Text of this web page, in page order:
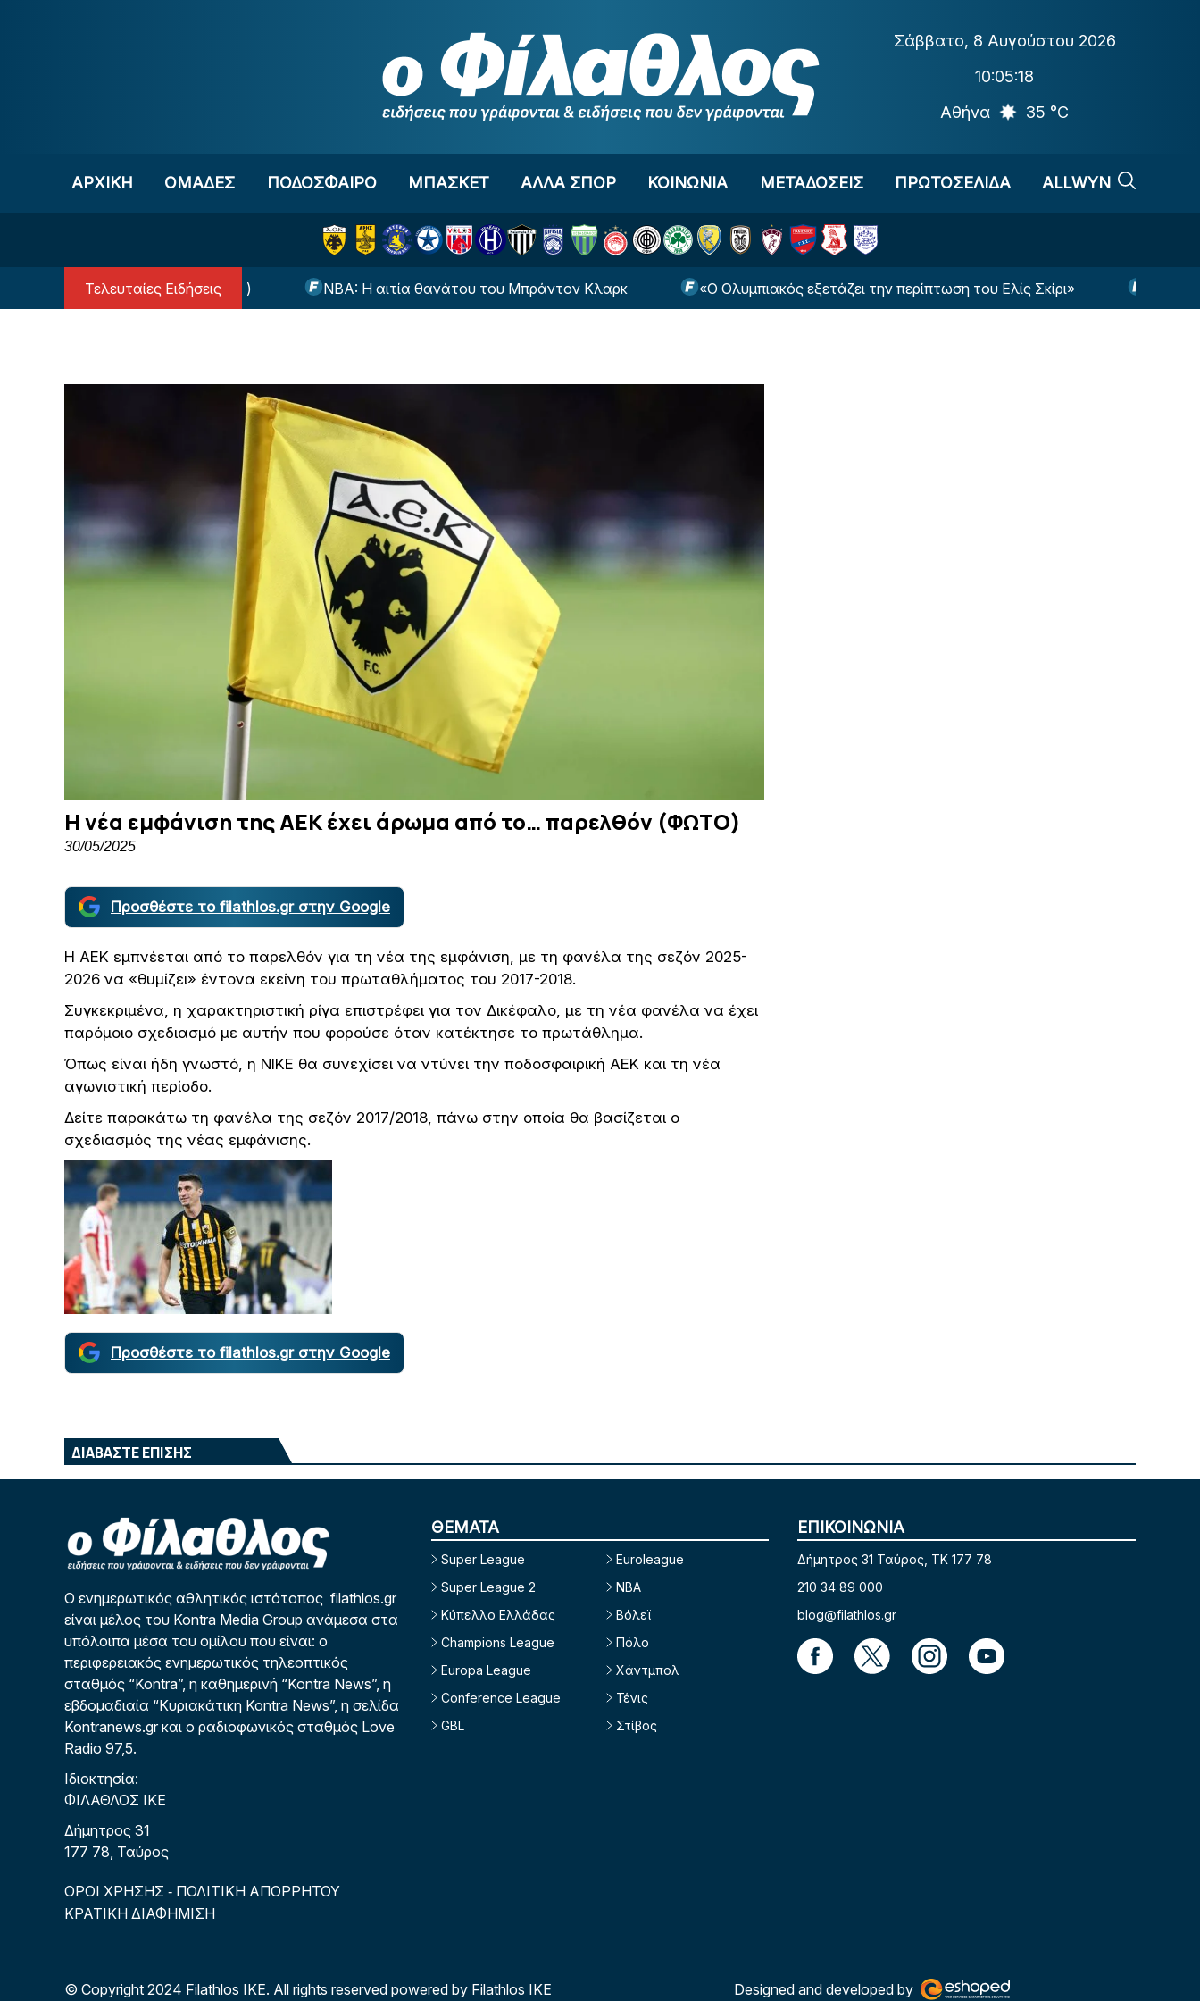
Σάββατο, 8 Αυγούστου 2026
10:05:19
Αθήνα
35 °C
ΑΡΧΙΚΗ OΜΑΔΕΣ ΠΟΔΟΣΦΑΙΡΟ ΜΠΑΣΚΕΤ ΑΛΛΑ ΣΠΟΡ ΚΟΙΝΩΝΙΑ ΜΕΤΑΔΟΣΕΙΣ ΠΡΩΤΟΣΕΛΙΔΑ ALLWYN
Τελευταίες Ειδήσεις
ο Γιαννούλης (ΦΩΤΟ) NBA: Η αιτία θανάτου του Μπράντον Κλαρκ «Ο Ολυμπιακός εξετάζει την περίπτωση του Ελίς Σκίρι» Σκόραρε και
H νέα εμφάνιση της ΑΕΚ έχει άρωμα από το… παρελθόν (ΦΩΤΟ)
30/05/2025
Προσθέστε το filathlos.gr στην Google
Η ΑΕΚ εμπνέεται από το παρελθόν για τη νέα της εμφάνιση, με τη φανέλα της σεζόν 2025-
2026 να «θυμίζει» έντονα εκείνη του πρωταθλήματος του 2017-2018.
Συγκεκριμένα, η χαρακτηριστική ρίγα επιστρέφει για τον Δικέφαλο, με τη νέα φανέλα να έχει
παρόμοιο σχεδιασμό με αυτήν που φορούσε όταν κατέκτησε το πρωτάθλημα.
Όπως είναι ήδη γνωστό, η NIKE θα συνεχίσει να ντύνει την ποδοσφαιρική ΑΕΚ και τη νέα
αγωνιστική περίοδο.
Δείτε παρακάτω τη φανέλα της σεζόν 2017/2018, πάνω στην οποία θα βασίζεται ο
σχεδιασμός της νέας εμφάνισης.
Προσθέστε το filathlos.gr στην Google
ΔΙΑΒΑΣΤΕ ΕΠΙΣΗΣ
Ο ενημερωτικός αθλητικός ιστότοπος filathlos.gr
είναι μέλος του Kontra Media Group ανάμεσα στα
υπόλοιπα μέσα του ομίλου που είναι: ο
περιφερειακός ενημερωτικός τηλεοπτικός
σταθμός “Kontra”, η καθημερινή “Kontra News”, η
εβδομαδιαία “Κυριακάτικη Kontra News”, η σελίδα
Kontranews.gr και ο ραδιοφωνικός σταθμός Love
Radio 97,5.
Ιδιοκτησία:
ΦΙΛΑΘΛΟΣ ΙΚΕ
Δήμητρος 31
177 78, Ταύρος
ΟΡΟΙ ΧΡΗΣΗΣ - ΠΟΛΙΤΙΚΗ ΑΠΟΡΡΗΤΟΥ
ΚΡΑΤΙΚΗ ΔΙΑΦΗΜΙΣΗ
ΘΕΜΑΤΑ
Super League
Super League 2
Κύπελλο Ελλάδας
Champions League
Europa League
Conference League
GBL
Euroleague
NBA
Βόλεϊ
Πόλο
Χάντμπολ
Τένις
Στίβος
ΕΠΙΚΟΙΝΩΝΙΑ
Δήμητρος 31 Ταύρος, TK 177 78
210 34 89 000
blog@filathlos.gr
© Copyright 2024 Filathlos ΙΚΕ. All rights reserved powered by Filathlos ΙΚΕ Designed and developed by